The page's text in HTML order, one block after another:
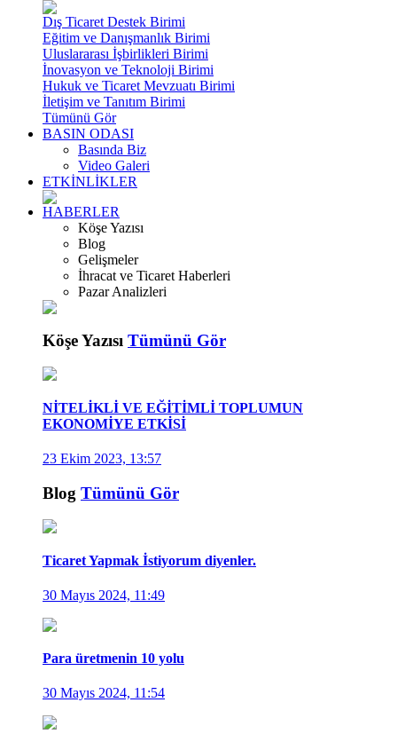
Dış Ticaret Destek Birimi
Eğitim ve Danışmanlık Birimi
Uluslararası İşbirlikleri Birimi
İnovasyon ve Teknoloji Birimi
Hukuk ve Ticaret Mevzuatı Birimi
İletişim ve Tanıtım Birimi
Tümünü Gör
BASIN ODASI
Basında Biz
Video Galeri
ETKİNLİKLER
HABERLER
Köşe Yazısı
Blog
Gelişmeler
İhracat ve Ticaret Haberleri
Pazar Analizleri
Köşe Yazısı Tümünü Gör
NİTELİKLİ VE EĞİTİMLİ TOPLUMUN
EKONOMİYE ETKİSİ
23 Ekim 2023, 13:57
Blog Tümünü Gör
Ticaret Yapmak İstiyorum diyenler.
30 Mayıs 2024, 11:49
Para üretmenin 10 yolu
30 Mayıs 2024, 11:54